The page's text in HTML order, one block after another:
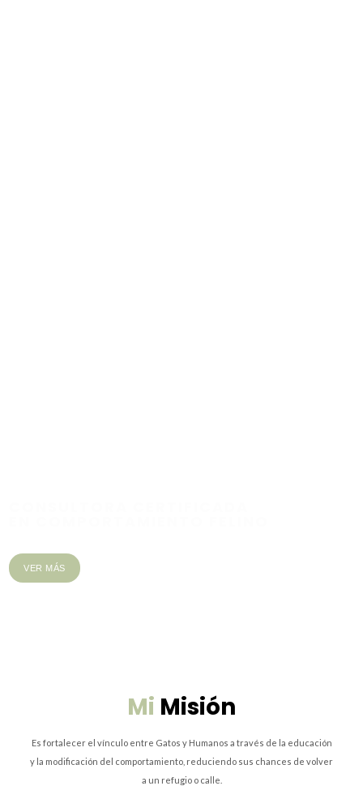
VER MÁS
Mi Misión
Es fortalecer el vínculo entre Gatos y Humanos a través de la educación
y la modificación del comportamiento, reduciendo sus chances de volver
a un refugio o calle.